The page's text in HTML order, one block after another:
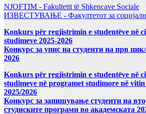
NJOFTIM - Fakultetit të Shkencave Sociale
ИЗВЕСТУВАЊЕ - Факултетот за
Konkurs për regjistrimin e studentëve në
studimeve 2025-2026
Конкурс за упис на студенти на прв
2026
Konkurs për regjistrimin e studentëve në
studimeve në programet studimore në
2025/2026
Конкурс за запишување студенти на
студиските програми во академската